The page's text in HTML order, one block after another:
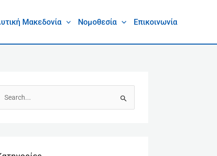
Μακεδονία Νομοθεσία Επικοινωνία